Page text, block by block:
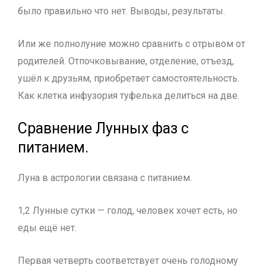
было правильно что нет. Выводы, результаты.
Или же полнолуние можно сравнить с отрывом от
родителей. Отпочковывание, отделение, отъезд,
ушёл к друзьям, приобретает самостоятельность.
Как клетка инфузория туфелька делиться на две.
Сравнение Лунных фаз с
питанием.
Луна в астрологии связана с питанием.
1,2 Лунные сутки — голод, человек хочет есть, но
еды ещё нет.
Первая четверть соответствует очень голодному